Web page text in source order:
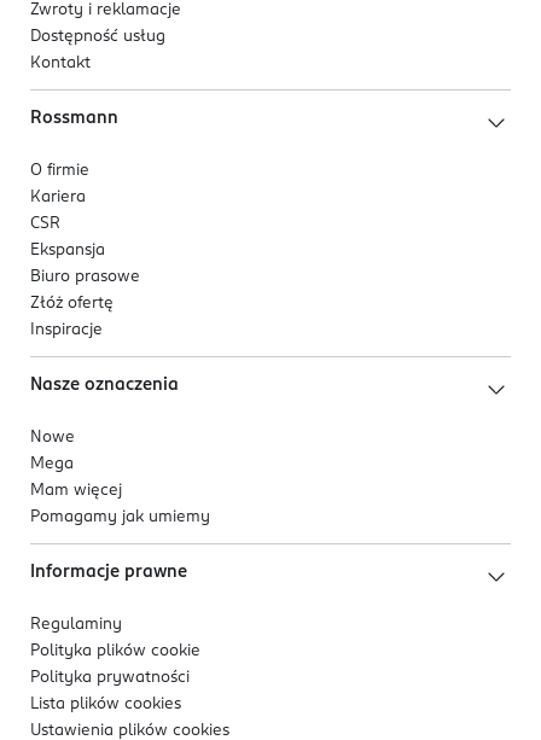
Zwroty i reklamacje
Dostępność usług
Kontakt
Rossmann
O firmie
Kariera
CSR
Ekspansja
Biuro prasowe
Złóż ofertę
Inspiracje
Nasze oznaczenia
Nowe
Mega
Mam więcej
Pomagamy jak umiemy
Informacje prawne
Regulaminy
Polityka plików cookie
Polityka prywatności
Lista plików cookies
Ustawienia plików cookies